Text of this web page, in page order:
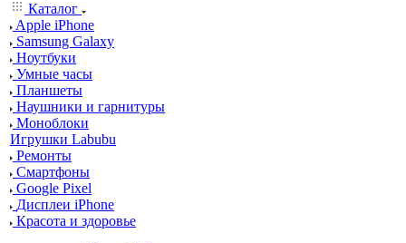
Каталог
Apple iPhone
Samsung Galaxy
Ноутбуки
Умные часы
Планшеты
Наушники и гарнитуры
Моноблоки
Игрушки Labubu
Ремонты
Смартфоны
Google Pixel
Дисплеи iPhone
Красота и здоровье